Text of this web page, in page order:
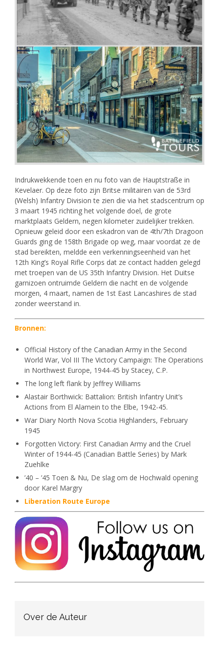
Indrukwekkende toen en nu foto van de Hauptstraße in
Kevelaer. Op deze foto zijn Britse militairen van de 53rd
(Welsh) Infantry Division te zien die via het stadscentrum op
3 maart 1945 richting het volgende doel, de grote
marktplaats Geldern, negen kilometer zuidelijker trekken.
Opnieuw geleid door een eskadron van de 4th/7th Dragoon
Guards ging de 158th Brigade op weg, maar voordat ze de
stad bereikten, meldde een verkenningseenheid van het
12th King’s Royal Rifle Corps dat ze contact hadden gelegd
met troepen van de US 35th Infantry Division. Het Duitse
garnizoen ontruimde Geldern die nacht en de volgende
morgen, 4 maart, namen de 1st East Lancashires de stad
zonder weerstand in.
Bronnen:
Official History of the Canadian Army in the Second
World War, Vol III The Victory Campaign: The Operations
in Northwest Europe, 1944-45 by Stacey, C.P.
The long left flank by Jeffrey Williams
Alastair Borthwick: Battalion: British Infantry Unit’s
Actions from El Alamein to the Elbe, 1942-45.
War Diary North Nova Scotia Highlanders, February
1945
Forgotten Victory: First Canadian Army and the Cruel
Winter of 1944-45 (Canadian Battle Series) by Mark
Zuehlke
’40 – ’45 Toen & Nu, De slag om de Hochwald opening
door Karel Margry
Liberation Route Europe
Over de Auteur